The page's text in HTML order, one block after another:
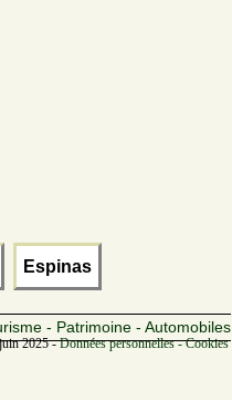
Espinas
- Patrimoine - Automobiles
2025 -Données personnelles -